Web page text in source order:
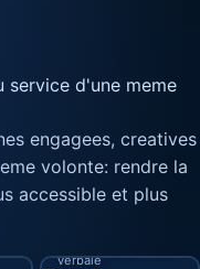
service d'une meme
engagees, creatives
volonte: rendre la
accessible et plus
Linda Pinton
Prévention,
verbale